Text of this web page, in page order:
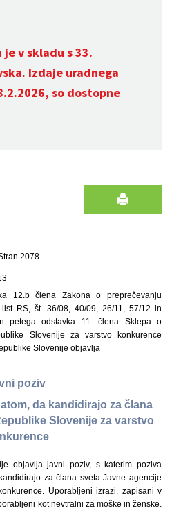
v skladu s 33.
Izdaje uradnega
so dostopne
2078
12.b člena Zakona o preprečevanju
RS, št. 36/08, 40/09, 26/11, 57/12 in
petega odstavka 11. člena Sklepa o
Slovenije za varstvo konkurence
Slovenije objavlja
poziv
da kandidirajo za člana
Slovenije za varstvo
objavlja javni poziv, s katerim poziva
za člana sveta Javne agencije
Uporabljeni izrazi, zapisani v
kot nevtralni za moške in ženske.